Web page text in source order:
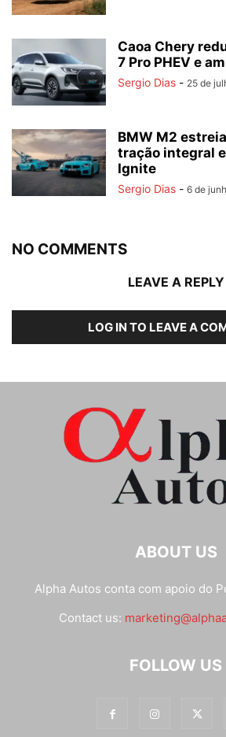
Caoa Chery
7 Pro PHEV e
Sergio Dias - 25 de
BMW M2
tração integral
Ignite
Sergio Dias - 6 de
NO COMMENTS
LEAVE A REPLY
LOG IN TO LEAVE A
ABOUT US
Alpha Autos conta com apoio do
Contact us:
FOLLOW US